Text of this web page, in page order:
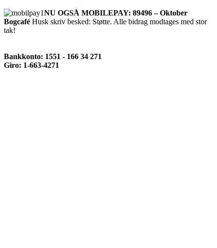
NU OGSÅ MOBILEPAY: 89496 – Oktober
Bogcafé Husk skriv besked: Støtte. Alle bidrag modtages med stor
tak!
Bankkonto: 1551 - 166 34 271
Giro: 1-663-4271